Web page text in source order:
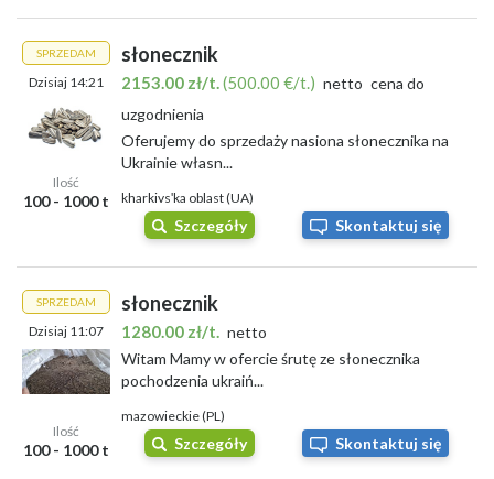
SPRZEDAM
Dzisiaj 14:21
Ilość
100 - 1000 t
słonecznik
2153.00 zł/t. (500.00 €/t.) netto cena do
uzgodnienia
Oferujemy do sprzedaży nasiona słonecznika na
Ukrainie własn...
kharkivsʹka oblast (UA)
Szczegóły Skontaktuj się
SPRZEDAM
Dzisiaj 11:07
Ilość
100 - 1000 t
słonecznik
1280.00 zł/t.
netto
Witam Mamy w ofercie śrutę ze słonecznika
pochodzenia ukraiń...
mazowieckie (PL)
Szczegóły Skontaktuj się